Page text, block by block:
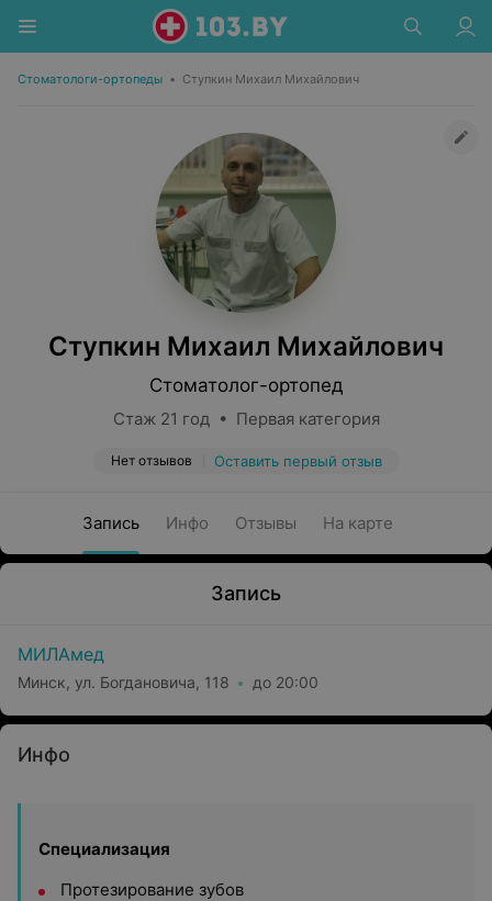
Стоматологи-ортопеды • Ступкин Михаил Михайлович
Ступкин Михаил Михайлович
Стоматолог-ортопед
Стаж 21 год • Первая категория
Нет отзывов Оставить первый отзыв
Запись Инфо Отзывы На карте
Запись
МИЛАмед
Минск, ул. Богдановича, 118 до 20:00
Инфо
Специализация
Протезирование зубов